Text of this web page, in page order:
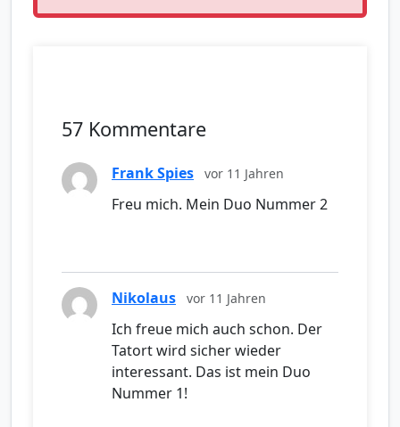
57 Kommentare
Frank Spies vor 11 Jahren
Freu mich. Mein Duo Nummer 2
Nikolaus vor 11 Jahren
Ich freue mich auch schon. Der
Tatort wird sicher wieder
interessant. Das ist mein Duo
Nummer 1!